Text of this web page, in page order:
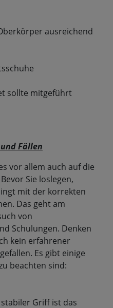
ausreichend
sollte mitgeführt
Fällen
vor allem auch auf die
Sie loslegen,
mit der korrekten
Das geht am
von
Schulungen. Denken
kein erfahrener
Es gibt einige
beachten sind:
Griff ist das